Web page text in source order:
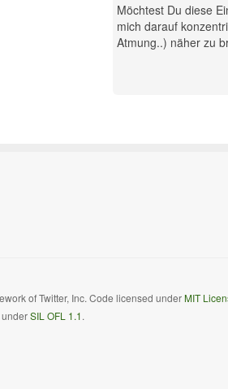
Möchtest Du diese
mich darauf
Atmung..) näher zu
of Twitter, Inc. Code licensed underMIT
SIL OFL 1.1.